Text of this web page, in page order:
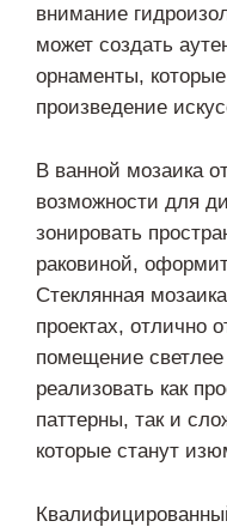
внимание
может создать
орнаменты,
произведение
В ванной мозаика
возможности для
зонировать
раковиной,
Стеклянная
проектах, отлично
помещение
реализовать как
паттерны, так и
которые станут